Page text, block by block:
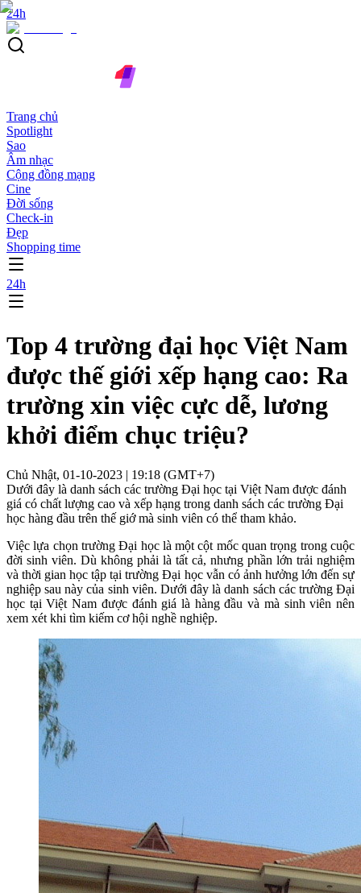
24h
Trang chủ
Spotlight
Sao
Âm nhạc
Cộng đồng mạng
Cine
Đời sống
Check-in
Đẹp
Shopping time
24h
Top 4 trường đại học Việt Nam
được thế giới xếp hạng cao: Ra
trường xin việc cực dễ, lương
khởi điểm chục triệu?
Chủ Nhật, 01-10-2023 | 19:18 (GMT+7)
Dưới đây là danh sách các trường Đại học tại Việt Nam được đánh
giá có chất lượng cao và xếp hạng trong danh sách các trường Đại
học hàng đầu trên thế giớ mà sinh viên có thể tham khảo.
Việc lựa chọn trường Đại học là một cột mốc quan trọng trong cuộc
đời sinh viên. Dù không phải là tất cả, nhưng phần lớn trải nghiệm
và thời gian học tập tại trường Đại học vẫn có ảnh hưởng lớn đến sự
nghiệp sau này của sinh viên. Dưới đây là danh sách các trường Đại
học tại Việt Nam được đánh giá là hàng đầu và mà sinh viên nên
xem xét khi tìm kiếm cơ hội nghề nghiệp.